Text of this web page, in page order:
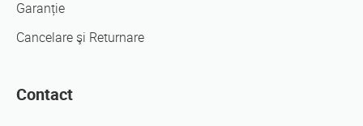
Garanție
Cancelare şi Returnare
Contact